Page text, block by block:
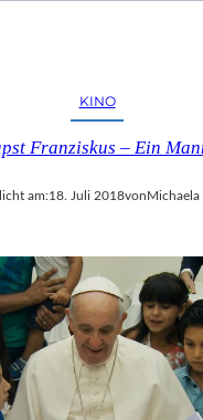
KINO
Franziskus – Ein
am:18. Juli 2018von Michaela